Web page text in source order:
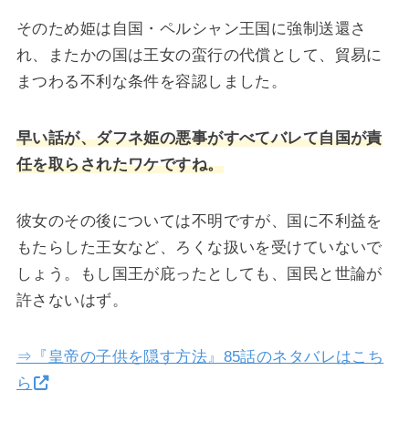
そのため姫は自国・ペルシャン王国に強制送還さ
れ、またかの国は王女の蛮行の代償として、貿易に
まつわる不利な条件を容認しました。
早い話が、ダフネ姫の悪事がすべてバレて自国が責
任を取らされたワケですね。
彼女のその後については不明ですが、国に不利益を
もたらした王女など、ろくな扱いを受けていないで
しょう。もし国王が庇ったとしても、国民と世論が
許さないはず。
⇒『皇帝の子供を隠す方法』85話のネタバレはこち
ら